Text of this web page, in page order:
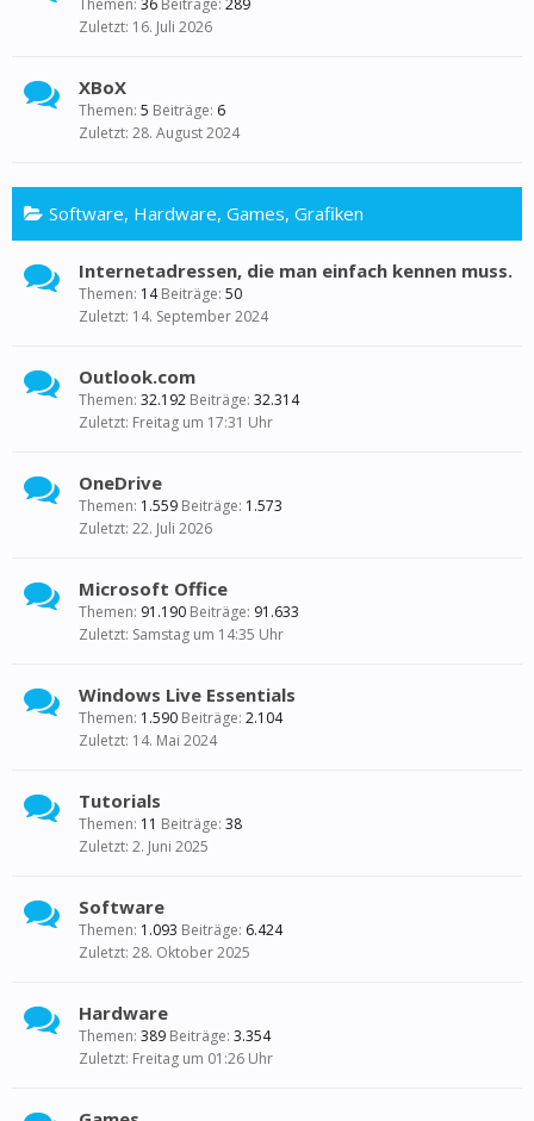
Themen: 36 Beiträge: 289
16. Juli 2026
XBoX
Themen: 5 Beiträge: 6
28. August 2024
Software, Hardware, Games, Grafiken
Internetadressen, die man einfach kennen muss.
Themen: 14 Beiträge: 50
14. September 2024
Outlook.com
Themen: 32.192 Beiträge: 32.314
Freitag um 17:31 Uhr
OneDrive
Themen: 1.559 Beiträge: 1.573
22. Juli 2026
Microsoft Office
Themen: 91.190 Beiträge: 91.633
Samstag um 14:35 Uhr
Windows Live Essentials
Themen: 1.590 Beiträge: 2.104
14. Mai 2024
Tutorials
Themen: 11 Beiträge: 38
2. Juni 2025
Software
Themen: 1.093 Beiträge: 6.424
28. Oktober 2025
Hardware
Themen: 389 Beiträge: 3.354
Freitag um 01:26 Uhr